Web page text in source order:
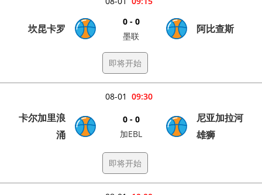
坎昆卡罗
0 - 0
墨联
阿比查斯
即将开始
09:30
08-01
卡尔加里浪
涌
0 - 0
加EBL
尼亚加拉河
雄狮
即将开始